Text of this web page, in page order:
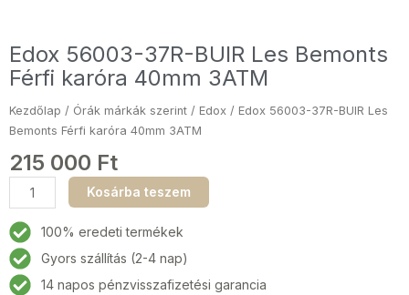
Edox 56003-37R-BUIR Les Bemonts
Férfi karóra 40mm 3ATM
Kezdőlap / Órák márkák szerint / Edox / Edox 56003-37R-BUIR Les
Bemonts Férfi karóra 40mm 3ATM
215 000 Ft
Edox
56003-
37R-
BUIR
Les
Bemonts
Kosárba teszem
100% eredeti termékek
Gyors szállítás (2-4 nap)
14 napos pénzvisszafizetési garancia